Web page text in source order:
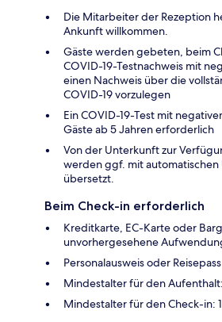
Die Mitarbeiter der Rezeption
Ankunft willkommen.
Gäste werden gebeten, beim
COVID-19-Testnachweis mit
einen Nachweis über die
COVID-19 vorzulegen
Ein COVID-19-Test mit
Gäste ab 5 Jahren erforderlich
Von der Unterkunft zur
werden ggf. mit
übersetzt.
Beim Check-in erforderlich
Kreditkarte, EC-Karte oder
unvorhergesehene
Personalausweis oder
Mindestalter für den
Mindestalter für den Check-in: